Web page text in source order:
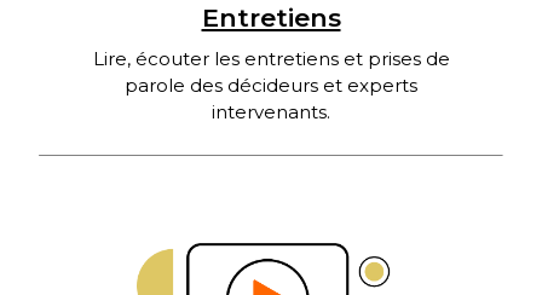
Entretiens
Lire, écouter les entretiens et prises de
parole des décideurs et experts
intervenants.